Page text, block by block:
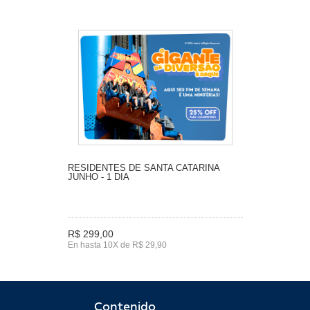
RESIDENTES DE SANTA CATARINA
JUNHO - 1 DIA
R$ 299,00
En hasta 10X de R$ 29,90
Contenido